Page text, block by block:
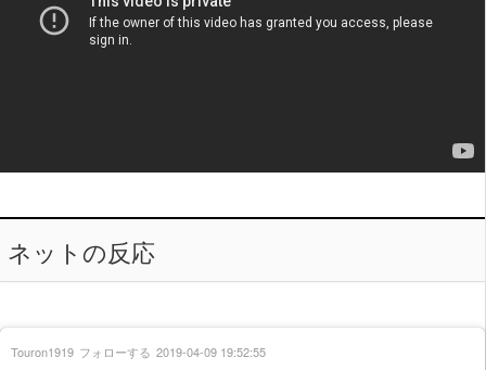
ネットの反応
Touron1919 フォローする 2019-04-09 19:52:55